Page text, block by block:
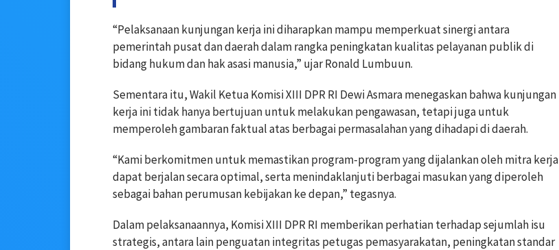
“Pelaksanaan kunjungan kerja ini diharapkan mampu memperkuat sinergi antara
pemerintah pusat dan daerah dalam rangka peningkatan kualitas pelayanan publik di
bidang hukum dan hak asasi manusia,” ujar Ronald Lumbuun.
Sementara itu, Wakil Ketua Komisi XIII DPR RI Dewi Asmara menegaskan bahwa kunjungan
kerja ini tidak hanya bertujuan untuk melakukan pengawasan, tetapi juga untuk
memperoleh gambaran faktual atas berbagai permasalahan yang dihadapi di daerah.
“Kami berkomitmen untuk memastikan program-program yang dijalankan oleh mitra kerja
dapat berjalan secara optimal, serta menindaklanjuti berbagai masukan yang diperoleh
sebagai bahan perumusan kebijakan ke depan,” tegasnya.
Dalam pelaksanaannya, Komisi XIII DPR RI memberikan perhatian terhadap sejumlah isu
strategis, antara lain penguatan integritas petugas pemasyarakatan, peningkatan standar